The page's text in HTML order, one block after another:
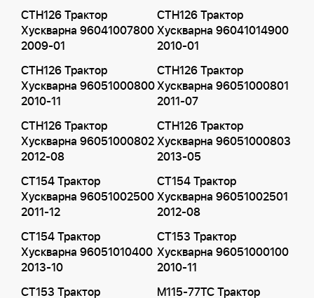
CTH126 Трактор
Хускварна 96041007800
2009-01
CTH126 Трактор
Хускварна 96041014900
2010-01
CTH126 Трактор
Хускварна 96051000800
2010-11
CTH126 Трактор
Хускварна 96051000801
2011-07
CTH126 Трактор
Хускварна 96051000802
2012-08
CTH126 Трактор
Хускварна 96051000803
2013-05
CT154 Трактор
Хускварна 96051002500
2011-12
CT154 Трактор
Хускварна 96051002501
2012-08
CT154 Трактор
Хускварна 96051010400
2013-10
CT153 Трактор
Хускварна 96051000100
2010-11
CT153 Трактор
M115-77TC Трактор